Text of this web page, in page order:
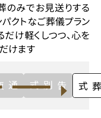
のみでお見送りする
クトなご葬儀プラン
け軽くしつつ、心を
けます
告別式 火葬式